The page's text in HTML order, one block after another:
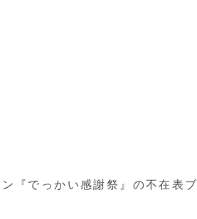
『でっかい感謝祭』の不在表